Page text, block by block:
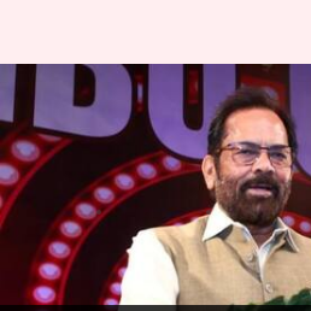
विदेश जाकर राहुल
की आत्मा आ जाती
मुख्तार नकवी
गजेंद्र May 31, 2023 03:11 pm
क्या है खबर?